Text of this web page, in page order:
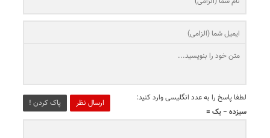
ارسال نظر پاک کردن !
لطفا پاسخ را به عدد انگلیسی وارد کنید:
سیزده − یک =